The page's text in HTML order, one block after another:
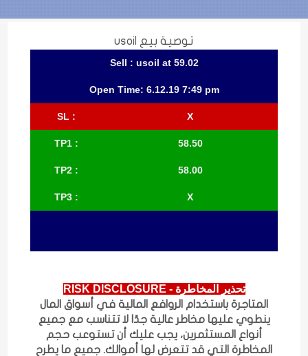
توصية بيع usoil
Sell : usoil at 59.02
Open Time: 6.12.19 7:49 pm
X
: SL
58.50
:
58.00
:
X
:
TP3
تحذير المخاطرة - RISK DISCLOSURE
المتاجرة باستخدام الروافع المالية في أسواق المال
ينطوي عليها مخاطر عالية جدًا لا تتناسب مع جميع
أنواع المستثمرين، يجب عليك أن تستوعب حجم
المخاطرة التي قد تتعرض لها أموالك. جميع ما يطرح